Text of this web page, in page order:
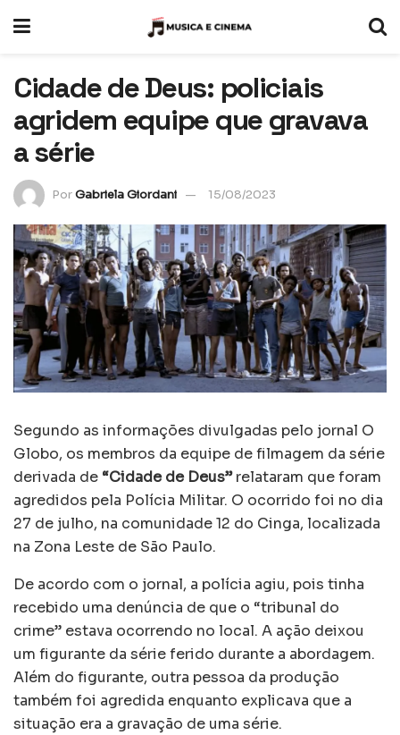
Cidade de Deus: policiais
agridem equipe que gravava
a série
PorGabriela Giordani 15/08/2023
Segundo as informações divulgadas pelo jornal O
Globo, os membros da equipe de filmagem da série
derivada de “Cidade de Deus”relataram que foram
agredidos pela Polícia Militar. O ocorrido foi no dia
27 de julho, na comunidade 12 do Cinga, localizada
na Zona Leste de São Paulo.
De acordo com o jornal, a polícia agiu, pois tinha
recebido uma denúncia de que o “tribunal do
crime” estava ocorrendo no local. A ação deixou
um figurante da série ferido durante a abordagem.
Além do figurante, outra pessoa da produção
também foi agredida enquanto explicava que a
situação era a gravação de uma série.